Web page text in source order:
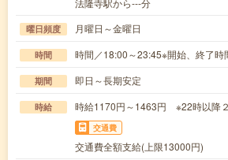
曜日頻度 月曜日～金曜日
時間 時間／18:00～23:45※開始、終了時
期間 即日～長期安定
時給 時給1170円～1463円 ※22時以降
交通費
交通費全額支給(上限13000円)